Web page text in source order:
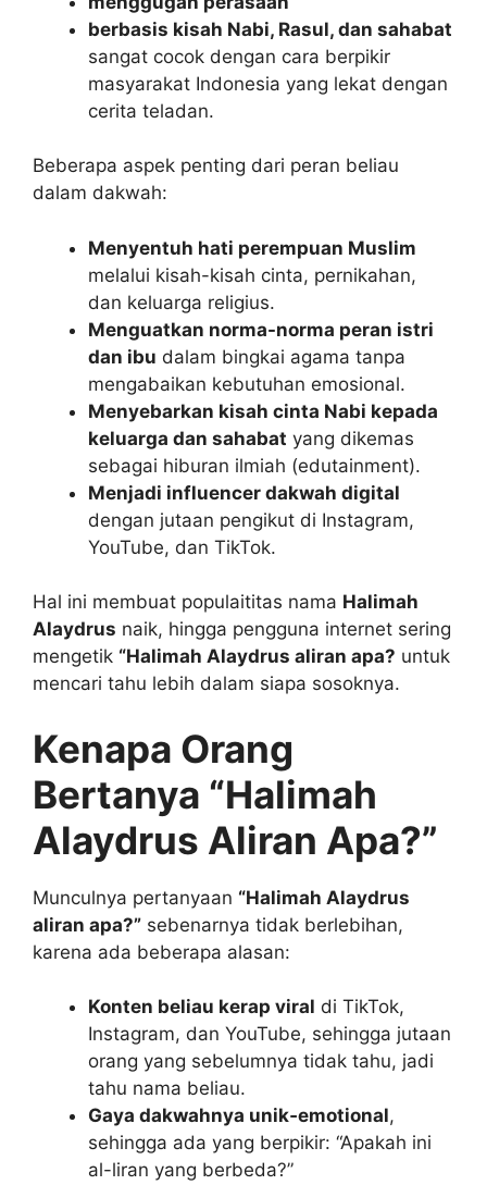
berbasis kisah Nabi, Rasul, dan sahabat
sangat cocok dengan cara berpikir
masyarakat Indonesia yang lekat dengan
cerita teladan.
Beberapa aspek penting dari peran beliau
dalam dakwah:
Menyentuh hati perempuan Muslim
melalui kisah-kisah cinta, pernikahan,
dan keluarga religius.
Menguatkan norma-norma peran istri
dan ibu dalam bingkai agama tanpa
mengabaikan kebutuhan emosional.
Menyebarkan kisah cinta Nabi kepada
keluarga dan sahabat yang dikemas
sebagai hiburan ilmiah (edutainment).
Menjadi influencer dakwah digital
dengan jutaan pengikut di Instagram,
YouTube, dan TikTok.
Hal ini membuat populaititas nama Halimah
Alaydrus naik, hingga pengguna internet sering
mengetik “Halimah Alaydrus aliran apa? untuk
mencari tahu lebih dalam siapa sosoknya.
Kenapa Orang
Bertanya “Halimah
Alaydrus Aliran Apa?”
Munculnya pertanyaan “Halimah Alaydrus
aliran apa?” sebenarnya tidak berlebihan,
karena ada beberapa alasan:
Konten beliau kerap viral di TikTok,
Instagram, dan YouTube, sehingga jutaan
orang yang sebelumnya tidak tahu, jadi
tahu nama beliau.
Gaya dakwahnya unik‑emotional,
sehingga ada yang berpikir: “Apakah ini
al-liran yang berbeda?”